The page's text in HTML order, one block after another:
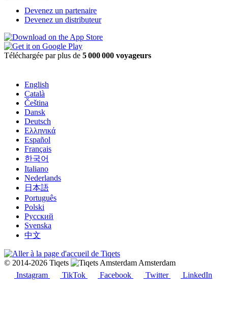
Devenez un partenaire
Devenez un distributeur
Téléchargée par plus de 5 000 000 voyageurs
English
Català
Čeština
Dansk
Deutsch
Ελληνικά
Español
Français
한국어
Italiano
Nederlands
日本語
Português
Polski
Русский
Svenska
中文
© 2014-2026 Tiqets
Amsterdam
Instagram
TikTok Facebook Twitter LinkedIn